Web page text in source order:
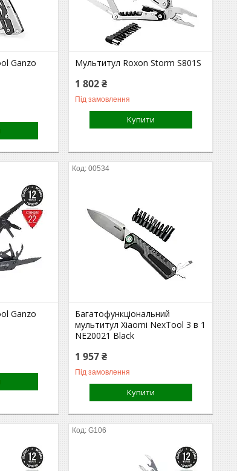
Ganzo
Мультитул Roxon Storm S801S
1 802 ₴
Під замовлення
Купити
Ganzo
00534
Багатофункціональний
мультитул Xiaomi NexTool 3 в 1
NE20021 Black
1 957 ₴
Під замовлення
Купити
G106